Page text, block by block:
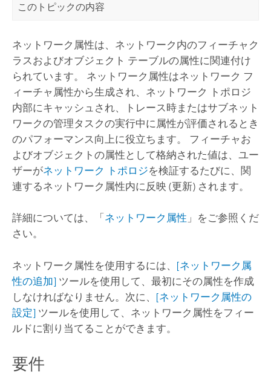
このトピックの内容
ネットワーク属性は、ネットワーク内のフィーチャク
ラスおよびオブジェクト テーブルの属性に関連付け
られています。 ネットワーク属性はネットワーク フ
ィーチャ属性から生成され、ネットワーク トポロジ
内部にキャッシュされ、トレース時またはサブネット
ワークの管理タスクの実行中に属性が評価されるとき
のパフォーマンス向上に役立ちます。 フィーチャお
よびオブジェクトの属性として格納された値は、ユー
ザーがネットワーク トポロジを検証するたびに、関
連するネットワーク属性内に反映 (更新) されます。
詳細については、「 ネットワーク属性 」をご参照くだ
さい。
ネットワーク属性を使用するには、 [ネットワーク属
性の追加]ツールを使用して、最初にその属性を作成
しなければなりません。次に、 [ネットワーク属性の
設定]ツールを使用して、ネットワーク属性をフィー
ルドに割り当てることができます。
要件